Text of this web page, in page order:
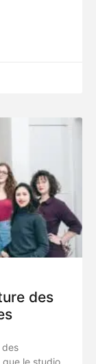
des
des
que le studio